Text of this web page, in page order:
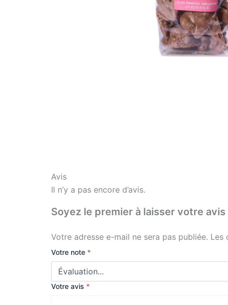
Avis
Il n’y a pas encore d’avis.
Soyez le premier à laisser votre avis
Votre adresse e-mail ne sera pas publiée. Les
Votre note *
Votre avis *